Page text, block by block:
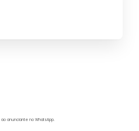
anunciante no WhatsApp.